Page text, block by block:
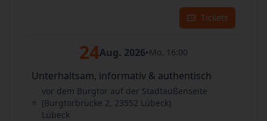
Tickets
24Aug. 2026•Mo. 16:00
Unterhaltsam, informativ & authentisch
vor dem Burgtor auf der Stadtaußenseite
(Burgtorbrücke 2, 23552 Lübeck)
Lübeck